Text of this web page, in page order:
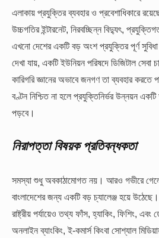
এলাকায় প্রযুক্তির ব্যবহার ও প্রবেশাধিকারে
উচ্চগতির ইন্টারনেট, নিরবচ্ছিন্ন বিদ্যুৎ,
এখনো দেশের একটি বড় অংশ প্রযুক্তির পূর্ণ
দেখা যায়, একটি ইউনিয়ন পরিষদে ডিজিটাল সেবা
কারিগরি জ্ঞানের অভাবে জনগণ তা ব্যবহার
বণ্টন নিশ্চিত না হলে প্রযুক্তিনির্ভর উন্নয়ন
পড়বে।
নিরাপত্তা বিষয়ক প্রতিবন্ধকতা
সমস্যা শুধু অবকাঠামোগত নয়। আরও গভীরে গেলে
বাংলাদেশের জন্য একটি বড় চ্যালেঞ্জ হয়ে
রাষ্ট্রীয় পর্যায়েও তথ্য ফাঁস, হ্যাকিং, ফিশিং, এবং
অনলাইন ব্যাংকিং, ই-কমার্স কিংবা সোশ্যাল